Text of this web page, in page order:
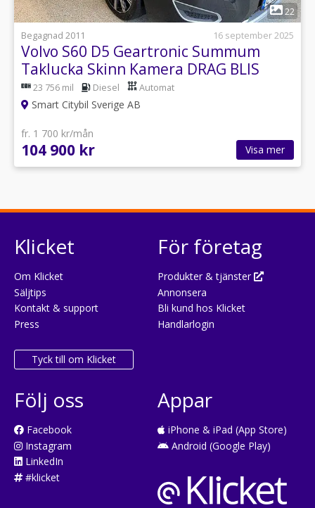
1
22
Begagnad 2011
16 september 2025
Volvo S60 D5 Geartronic Summum
Taklucka Skinn Kamera DRAG BLIS
23 756 mil Diesel Automat
Smart Citybil Sverige AB
fr. 1 700 kr/mån
104 900 kr Visa mer
Klicket
Om Klicket
Säljtips
Kontakt & support
Press
Tyck till om Klicket
För företag
Produkter & tjänster
Annonsera
Bli kund hos Klicket
Handlarlogin
Följ oss
Facebook
Instagram
LinkedIn
#klicket
Appar
iPhone & iPad (App Store)
Android (Google Play)